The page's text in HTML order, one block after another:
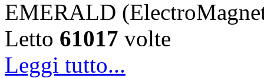
EMERALD
Letto 61017 volte
Leggi tutto...